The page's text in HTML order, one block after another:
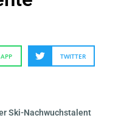
TWITTER
Ski-Nachwuchstalent